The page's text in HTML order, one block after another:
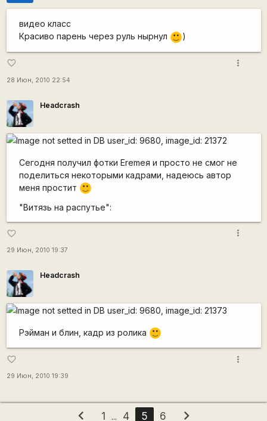
видео класс
Красиво парень через руль нырнул
:) )
favorite_border
28 Июн, 2010 22:54
more_vert
Headcrash
Сегодня получил фотки Eremeя и просто не смог не
поделиться некоторыми кадрами, надеюсь автор
меня простит
:)
"Витязь на распутье":
favorite_border
29 Июн, 2010 19:37
more_vert
Headcrash
Рэйман и блин, кадр из ролика :)
favorite_border
29 Июн, 2010 19:39
more_vert
chevron_left 1 ... 4 5 6 chevron_right